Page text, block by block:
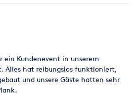
ein Kundenevent in unserem
Alles hat reibungslos funktioniert,
und unsere Gäste hatten sehr